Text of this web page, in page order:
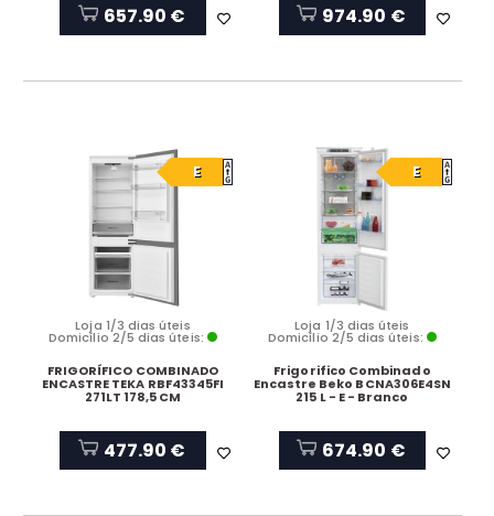
657.90 € 974.90 €
E
Loja 1/3 dias úteis
Domicílio 2/5 dias úteis:
FRIGORÍFICO COMBINADO
ENCASTRE TEKA RBF43345FI
271LT 178,5 CM
477.90 €
E
Loja 1/3 dias úteis
Domicílio 2/5 dias úteis:
Frigorifico Combinado
Encastre Beko BCNA306E4SN
215 L - E - Branco
674.90 €